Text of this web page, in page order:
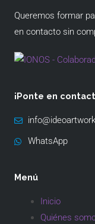
Queremos formar
en contacto sin
¡Ponte en
WhatsApp
Menú
Inicio
Quiénes